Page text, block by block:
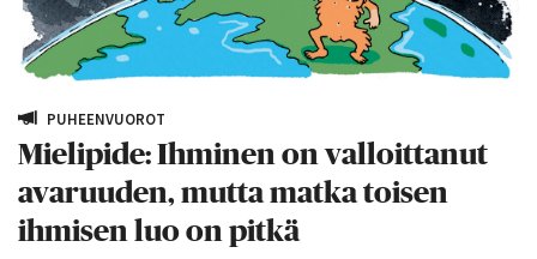
PUHEENVUOROT
Mielipide: Ihminen on valloittanut
avaruuden, mutta matka toisen
ihmisen luo on pitkä